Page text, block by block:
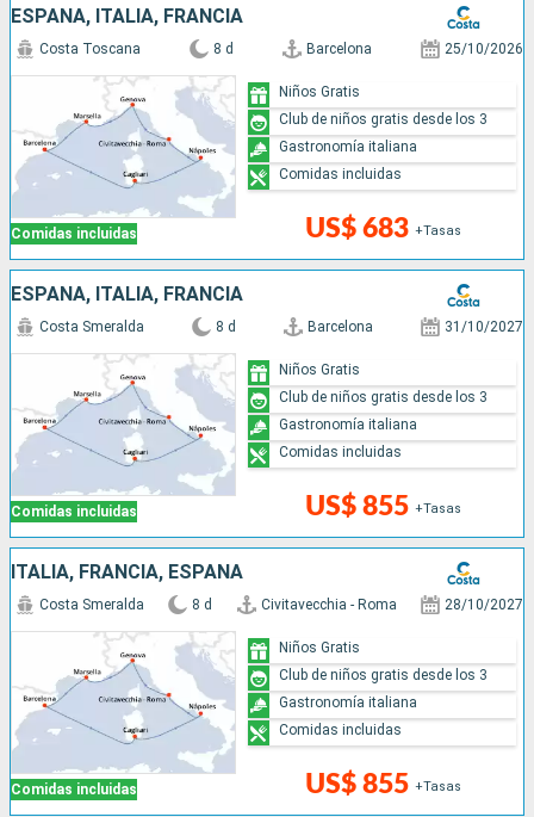
ESPAÑA, ITALIA, FRANCIA
Comidas incluidas
Costa Toscana 8 d Barcelona 25/10/2026
US$ 683 +Tasas
Niños Gratis
Club de niños gratis desde los 3
Gastronomía italiana
Comidas incluidas
ESPAÑA, ITALIA, FRANCIA
Comidas incluidas
Costa Smeralda 8 d Barcelona 31/10/2027
US$ 855 +Tasas
Niños Gratis
Club de niños gratis desde los 3
Gastronomía italiana
Comidas incluidas
ITALIA, FRANCIA, ESPAÑA
Comidas incluidas
Costa Smeralda 8 d Civitavecchia - Roma 28/10/2027
US$ 855 +Tasas
Niños Gratis
Club de niños gratis desde los 3
Gastronomía italiana
Comidas incluidas